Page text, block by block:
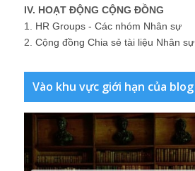
IV. HOẠT ĐỘNG CỘNG ĐỒNG
1. HR Groups - Các nhóm Nhân sự
2. Cộng đồng Chia sẻ tài liệu Nhân sự
Vào khu vực giới hạn của blog